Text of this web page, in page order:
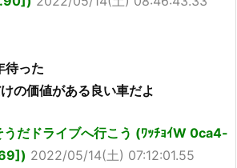
待った
の価値がある良い車だよ
うだドライブへ行こう (ﾜｯﾁｮｲW 0ca4-
2022/05/14(土) 07:12:01.55